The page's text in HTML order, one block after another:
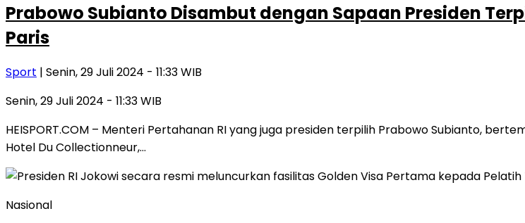
Prabowo Subianto Disambut dengan Sapaan Presiden
Paris
Sport | Senin, 29 Juli 2024 - 11:33 WIB
Senin, 29 Juli 2024 - 11:33 WIB
HEISPORT.COM – Menteri Pertahanan RI yang juga presiden terpilih Prabowo Subianto,
Hotel Du Collectionneur,…
Nasional